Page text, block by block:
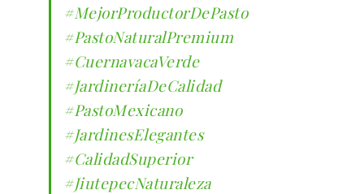
#MejorProductorDePasto
#PastoNaturalPremium
#CuernavacaVerde
#JardineríaDeCalidad
#PastoMexicano
#JardinesElegantes
#CalidadSuperior
#JiutepecNaturaleza